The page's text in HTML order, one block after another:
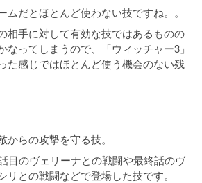
ムだとほとんど使わない技ですね。。
相手に対して有効な技ではあるものの
なってしまうので、「ウィッチャー3」
た感じではほとんど使う機会のない残
らの攻撃を守る技。
目のヴェリーナとの戦闘や最終話のヴ
リとの戦闘などで登場した技です。